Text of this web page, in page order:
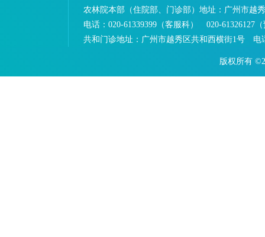
农林院本部（住院部、门诊部）地址： 广州市越
电话： 020-61339399（客服科） 020-61326127
共和门诊地址： 广州市越秀区共和西横街1号 电
版权所有